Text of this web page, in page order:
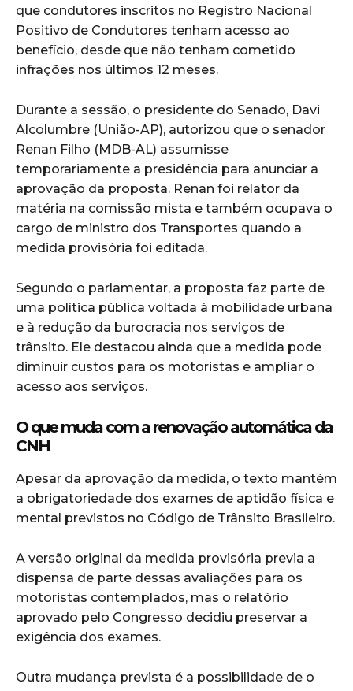
que condutores inscritos no Registro Nacional
Positivo de Condutores tenham acesso ao
benefício, desde que não tenham cometido
infrações nos últimos 12 meses.
Durante a sessão, o presidente do Senado, Davi
Alcolumbre (União-AP), autorizou que o senador
Renan Filho (MDB-AL) assumisse
temporariamente a presidência para anunciar a
aprovação da proposta. Renan foi relator da
matéria na comissão mista e também ocupava o
cargo de ministro dos Transportes quando a
medida provisória foi editada.
Segundo o parlamentar, a proposta faz parte de
uma política pública voltada à mobilidade urbana
e à redução da burocracia nos serviços de
trânsito. Ele destacou ainda que a medida pode
diminuir custos para os motoristas e ampliar o
acesso aos serviços.
O que muda com a renovação automática da
CNH
Apesar da aprovação da medida, o texto mantém
a obrigatoriedade dos exames de aptidão física e
mental previstos no Código de Trânsito Brasileiro.
A versão original da medida provisória previa a
dispensa de parte dessas avaliações para os
motoristas contemplados, mas o relatório
aprovado pelo Congresso decidiu preservar a
exigência dos exames.
Outra mudança prevista é a possibilidade de o